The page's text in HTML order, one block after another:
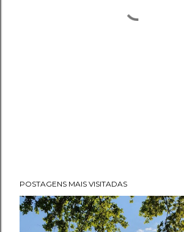
POSTAGENS MAIS VISITADAS